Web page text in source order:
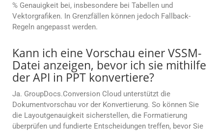
% Genauigkeit bei, insbesondere bei Tabellen und
Vektorgrafiken. In Grenzfällen können jedoch Fallback-
Regeln angepasst werden.
Kann ich eine Vorschau einer VSSM-
Datei anzeigen, bevor ich sie mithilfe
der API in PPT konvertiere?
Ja. GroupDocs.Conversion Cloud unterstützt die
Dokumentvorschau vor der Konvertierung. So können Sie
die Layoutgenauigkeit sicherstellen, die Formatierung
überprüfen und fundierte Entscheidungen treffen, bevor Sie